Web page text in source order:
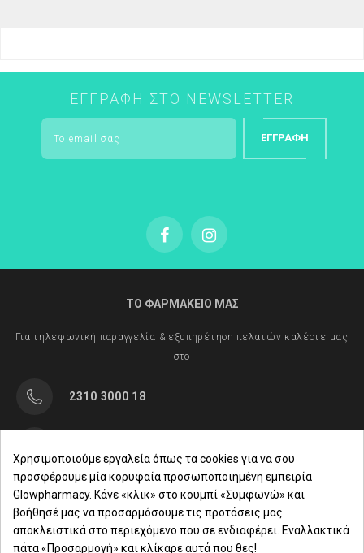
ΕΓΓΡΑΦΉ ΣΤΟ NEWSLETTER
ΕΓΓΡΑΦΉ
ΤΟ ΦΑΡΜΑΚΕΙΟ ΜΑΣ
Για τηλεφωνική παραγγελία & εξυπηρέτηση πελατών καλέστε μας
στο
2310 3000 18
Δευ. - Παρ.: 8:00 - 21:00
Σάββατο: 09:00-15:00
Χρησιμοποιούμε εργαλεία όπως τα cookies για να σου
προσφέρουμε μία κορυφαία προσωποποιημένη εμπειρία
Glowpharmacy. Κάνε «κλικ» στο κουμπί «Συμφωνώ» και
βοήθησέ μας να προσαρμόσουμε τις προτάσεις μας
αποκλειστικά στο περιεχόμενο που σε ενδιαφέρει. Εναλλακτικά
πάτα «Προσαρμογή» και κλίκαρε αυτά που θες!